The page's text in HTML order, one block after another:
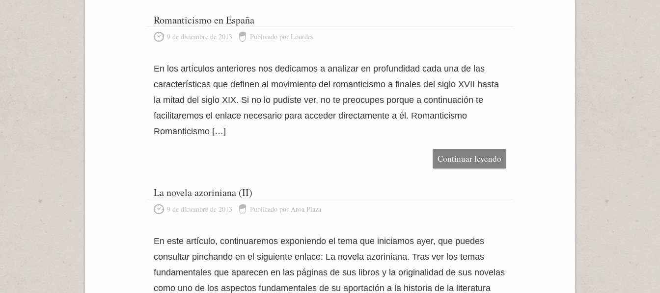
Romanticismo en España
9 de diciembre de 2013 Publicado por Lourdes
En los artículos anteriores nos dedicamos a analizar en profundidad cada una de las
características que definen al movimiento del romanticismo a finales del siglo XVII hasta
la mitad del siglo XIX. Si no lo pudiste ver, no te preocupes porque a continuación te
facilitaremos el enlace necesario para acceder directamente a él. Romanticismo
Romanticismo […]
Continuar leyendo
La novela azoriniana (II)
9 de diciembre de 2013 Publicado por Aroa Plaza
En este artículo, continuaremos exponiendo el tema que iniciamos ayer, que puedes
consultar pinchando en el siguiente enlace: La novela azoriniana. Tras ver los temas
fundamentales que aparecen en las páginas de sus libros y la originalidad de sus novelas
como uno de los aspectos fundamentales de su aportación a la historia de la literatura